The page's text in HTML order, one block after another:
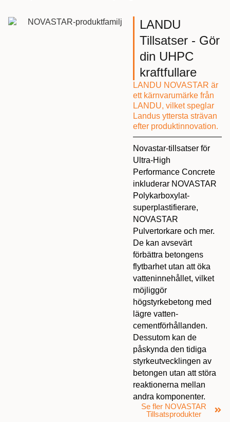
LANDU
Tillsatser - Gör
din UHPC
kraftfullare
LANDU NOVASTAR är
ett kärnvarumärke från
LANDU, vilket speglar
Landus yttersta strävan
efter produktinnovation.
Novastar-tillsatser för
Ultra-High
Performance Concrete
inkluderar NOVASTAR
Polykarboxylat-
superplastifierare,
NOVASTAR
Pulvertorkare och mer.
De kan avsevärt
förbättra betongens
flytbarhet utan att öka
vatteninnehållet, vilket
möjliggör
högstyrkebetong med
lägre vatten-
cementförhållanden.
Dessutom kan de
påskynda den tidiga
styrkeutvecklingen av
betongen utan att störa
reaktionerna mellan
andra komponenter.
Se fler NOVASTAR
Tillsatsprodukter